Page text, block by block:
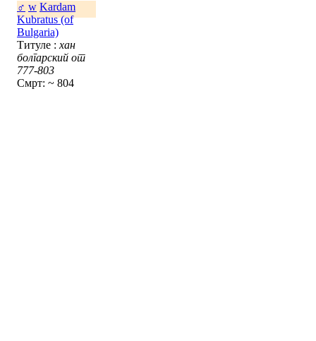
♂ w Kardam
Kubratus (of
Bulgaria)
Титуле : хан
болгарский от
777-803
Смрт: ~ 804